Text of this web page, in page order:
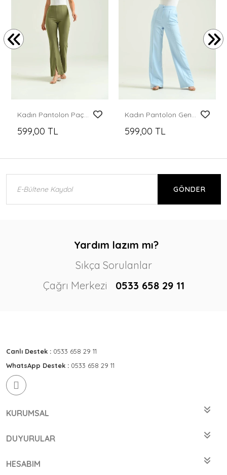
599,00 TL 599,00 TL
GÖNDER
Yardım lazım mı?
Sıkça Sorulanlar
Çağrı Merkezi
0533 658 29 11
Canlı Destek : 0533 658 29 11
WhatsApp Destek : 0533 658 29 11
KURUMSAL
DUYURULAR
HESABIM